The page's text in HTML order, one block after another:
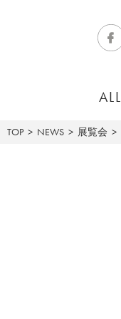
ALL
TOP NEWS 展覧会